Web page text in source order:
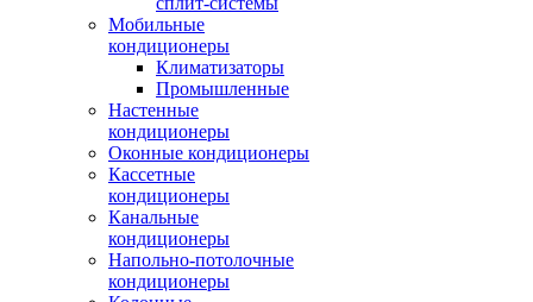
Мобильные
кондиционеры
Климатизаторы
Промышленные
Настенные
кондиционеры
Оконные кондиционеры
Кассетные
кондиционеры
Канальные
кондиционеры
Напольно-потолочные
кондиционеры